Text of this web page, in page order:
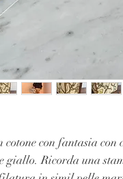
cotone con fantasia
giallo. Ricorda una